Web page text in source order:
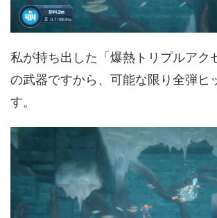
私が持ち出した「爆熱トリプルアク
の武器ですから、可能な限り全弾ヒ
す。